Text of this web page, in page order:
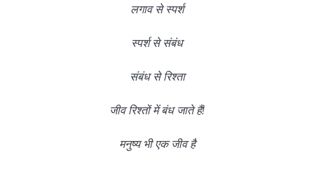
लगाव से स्पर्श
स्पर्श से संबंध
संबंध से रिश्ता
जीव रिश्तों में बंध जाते हैं!
मनुष्य भी एक जीव है